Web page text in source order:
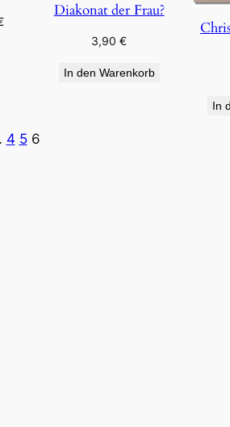
Aktueller
Diakonat der Frau?
3,90€
In den Warenkorb
In
4 5 6